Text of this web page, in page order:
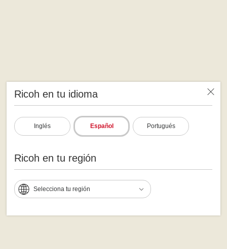
Ricoh en tu idioma
Inglés Español Portugués
Ricoh en tu región
Selecciona tu región